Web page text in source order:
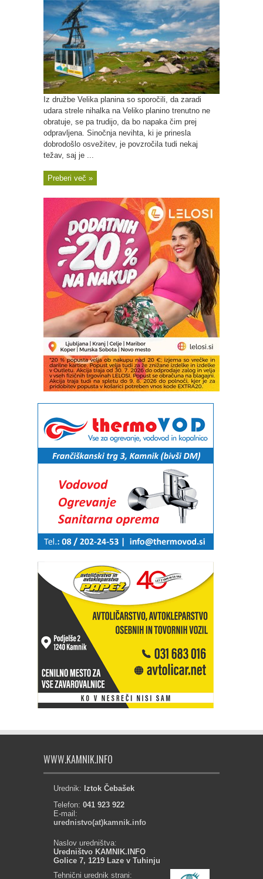
Iz družbe Velika planina so sporočili, da zaradi
udara strele nihalka na Veliko planino trenutno ne
obratuje, se pa trudijo, da bo napaka čim prej
odpravljena. Sinočnja nevihta, ki je prinesla
dobrodošlo osvežitev, je povzročila tudi nekaj
težav, saj je ...
Preberi več »
WWW.KAMNIK.INFO
Urednik: Iztok Čebašek
Telefon: 041 923 922
E-mail:
urednistvo(at)kamnik.info
Naslov uredništva:
Uredništvo KAMNIK.INFO
Golice 7, 1219 Laze v Tuhinju
Tehnični urednik strani: